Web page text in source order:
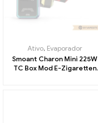
Ativo, Evaporador
Smoant Charon Mini 225W
TC Box Mod E-Zigaretten